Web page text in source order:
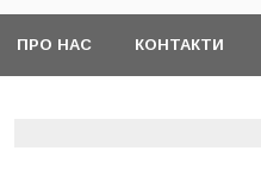
ПРО НАС КОНТАКТИ